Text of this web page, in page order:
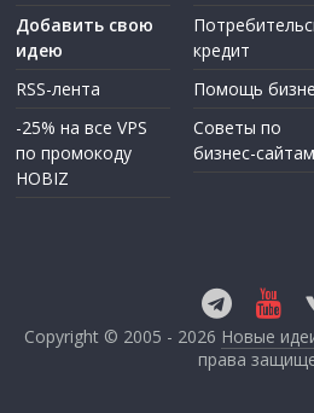
Добавить свою
идею
RSS-лента
-25% на все VPS
по промокоду
HOBIZ
кредит
Помощь
Советы по
бизнес-сайтам
Copyright © 2005 - 2026 Новые
права